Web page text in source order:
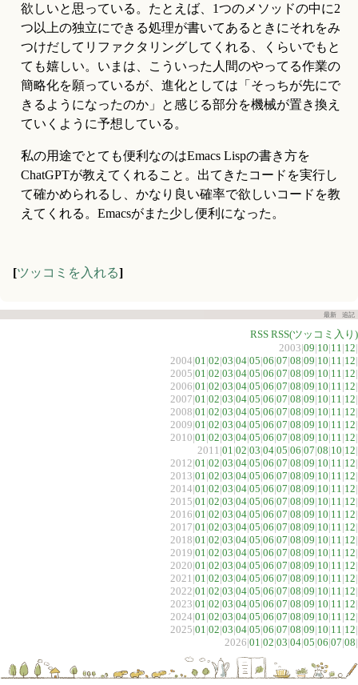
欲しいと思っている。たとえば、1つのメソッドの中に2
つ以上の独立にできる処理が書いてあるときにそれをみ
つけだしてリファクタリングしてくれる、くらいでもと
ても嬉しい。いまは、こういった人間のやってる作業の
簡略化を願っているが、進化としては「そっちが先にで
きるようになったのか」と感じる部分を機械が置き換え
ていくように予想している。
私の用途でとても便利なのはEmacs Lispの書き方を
ChatGPTが教えてくれること。出てきたコードを実行し
て確かめられるし、かなり良い確率で欲しいコードを教
えてくれる。Emacsがまた少し便利になった。
[ツッコミを入れる]
最新 追記
RSS RSS(ツッコミ入り)
2003|09|10|11 |12|
2004|01 |02|03|04|05|06|07|08|09|10|11 |12|
2005|01 |02|03|04|05|06|07|08|09|10|11 |12|
2006|01 |02|03|04|05|06|07|08|09|10|11 |12|
2007|01 |02|03|04|05|06|07|08|09|10|11 |12|
2008|01 |02|03|04|05|06|07|08|09|10|11 |12|
2009|01 |02|03|04|05|06|07|08|09|10|11 |12|
2010|01 |02|03|04|05|06|07|08|09|10|11 |12|
2011|01 |02|03|04|05|06|07|08|10|12|
2012|01 |02|03|04|05|06|07|08|09|10|11 |12|
2013|01 |02|03|04|05|06|07|08|09|10|11 |12|
2014|01 |02|03|04|05|06|07|08|09|10|11 |12|
2015|01 |02|03|04|05|06|07|08|09|10|11 |12|
2016|01 |02|03|04|05|06|07|08|09|10|11 |12|
2017|01 |02|03|04|05|06|07|08|09|10|11 |12|
2018|01 |02|03|04|05|06|07|08|09|10|11 |12|
2019|01 |02|03|04|05|06|07|08|09|10|11 |12|
2020|01 |02|03|04|05|06|07|08|09|10|11 |12|
2021|01 |02|03|04|05|06|07|08|09|10|11 |12|
2022|01 |02|03|04|05|06|07|08|09|10|11 |12|
2023|01 |02|03|04|05|06|07|08|09|10|11 |12|
2024|01 |02|03|04|05|06|07|08|09|10|11 |12|
2025|01 |02|03|04|05|06|07|08|09|10|11 |12|
2026|01 |02|03|04|05|06|07|08|